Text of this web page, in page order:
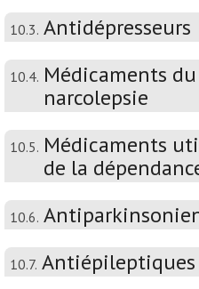
10.3. Antidépresseurs
10.4. Médicaments
narcolepsie
10.5. Médicaments
de la
10.6.
10.7. Antiépileptiques